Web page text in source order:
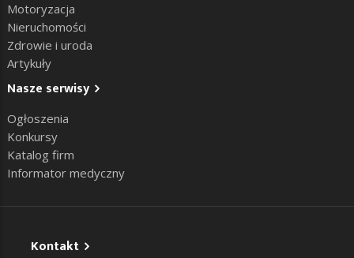
Motoryzacja
Nieruchomości
Zdrowie i uroda
Artykuły
Nasze serwisy
Ogłoszenia
Konkursy
Katalog firm
Informator medyczny
Kontakt